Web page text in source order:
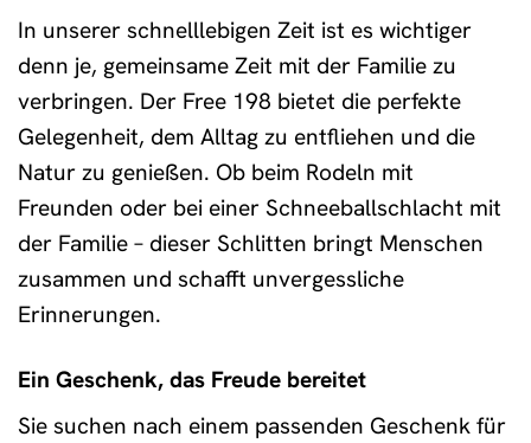
In unserer schnelllebigen Zeit ist es wichtiger
denn je, gemeinsame Zeit mit der Familie zu
verbringen. Der Free 198 bietet die perfekte
Gelegenheit, dem Alltag zu entfliehen und die
Natur zu genießen. Ob beim Rodeln mit
Freunden oder bei einer Schneeballschlacht mit
der Familie – dieser Schlitten bringt Menschen
zusammen und schafft unvergessliche
Erinnerungen.
Ein Geschenk, das Freude bereitet
Sie suchen nach einem passenden Geschenk für